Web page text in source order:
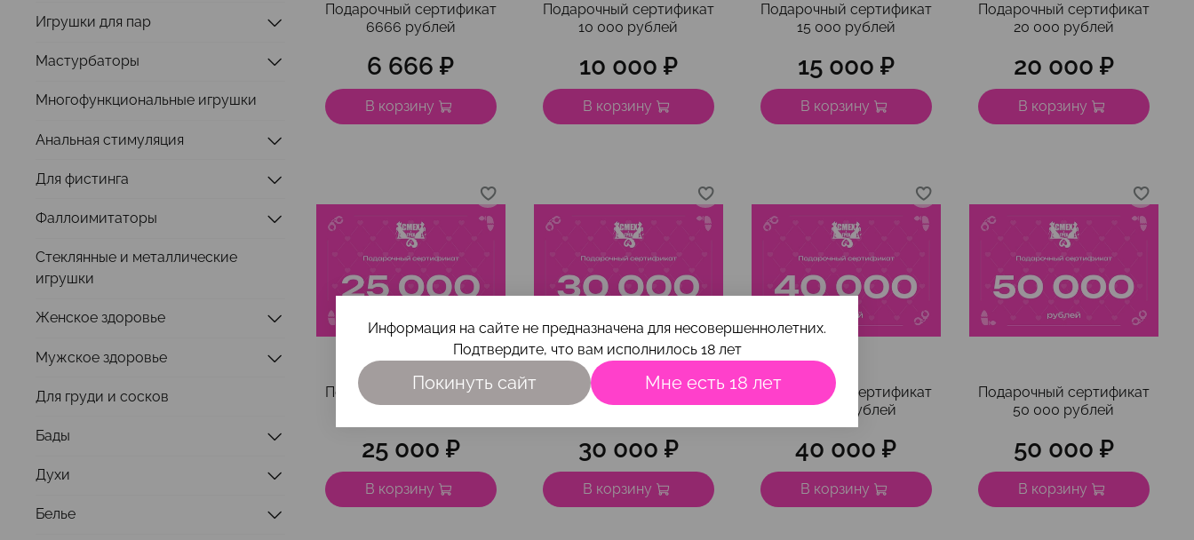
Подарочный сертификат
6666 рублей
6 666 ₽
В корзину
Подарочный сертификат
10 000 рублей
10 000 ₽
В корзину
Подарочный сертификат
15 000 рублей
15 000 ₽
В корзину
Подарочный сертификат
20 000 рублей
20 000 ₽
В корзину
Подарочный сертификат
25 000 рублей
25 000 ₽
В корзину
Подарочный сертификат
30 000 рублей
30 000 ₽
В корзину
Подарочный сертификат
40 000 рублей
40 000 ₽
В корзину
Подарочный сертификат
50 000 рублей
50 000 ₽
В корзину
Игрушки для пар
Мастурбаторы
Многофункциональные игрушки
Анальная стимуляция
Для фистинга
Фаллоимитаторы
Стеклянные и металлические
игрушки
Женское здоровье
Мужское здоровье
Для груди и сосков
Бады
Духи
Белье
Информация на сайте не предназначена для несовершеннолетних.
Подтвердите, что вам исполнилось 18 лет
Покинуть сайт Мне есть 18 лет